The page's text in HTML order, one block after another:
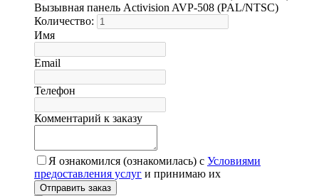
Вызывная панель Activision AVP-508 (PAL/NTSC)
Количество:
Имя
Email
Телефон
Комментарий к заказу
Я ознакомился (ознакомилась) с Условиями
предоставления услуг и принимаю их